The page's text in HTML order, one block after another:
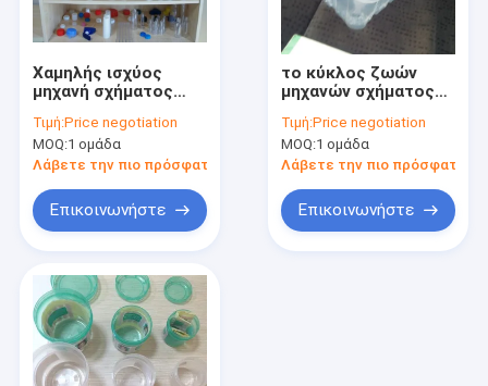
Προϊόντα
Περίπου εμείς
Χαμηλής ισχύος
μηχανή σχήματος
ταχύτητας
κατανάλωσης για τα
πλαστικές
λαβές
Τιμή:Price negotiation
MOQ:1 ομάδα
Λάβετε την πιο πρόσφατη τιμή
Επικοινωνήστε
το κύκλος ζωών
μηχανών σχήματος
ταχύτητας
φλυτζανιών πάχους
PP 0.5mm 4s
Τιμή:Price negotiation
MOQ:1 ομάδα
Λάβετε την πιο πρόσφατη
Επικοινωνήστε